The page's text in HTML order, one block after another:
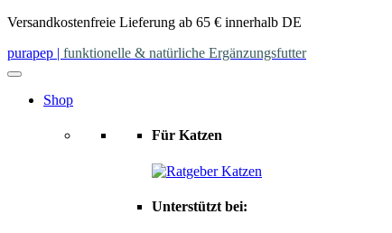
Skip
content
Versandkostenfreie Lieferung ab 65 € innerhalb DE
purapep | funktionelle & natürliche Ergänzungsfutter
Shop
Für Katzen
Unterstützt bei: